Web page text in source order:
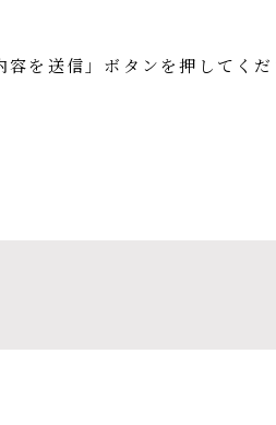
を送信」ボタンを押してくだ